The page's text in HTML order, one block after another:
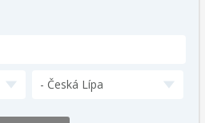
- Česká Lípa